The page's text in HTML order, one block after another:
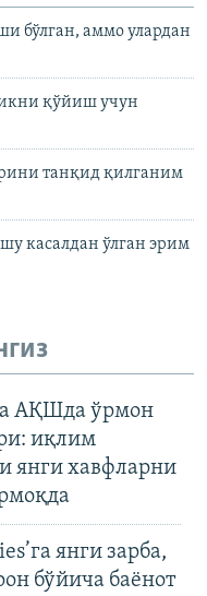
бўлган, аммо улардан
қўйиш учун
танқид қилганим
касалдан ўлган эрим
АҚШда ўрмон
иқлим
янги хавфларни
янги зарба,
бўйича баёнот